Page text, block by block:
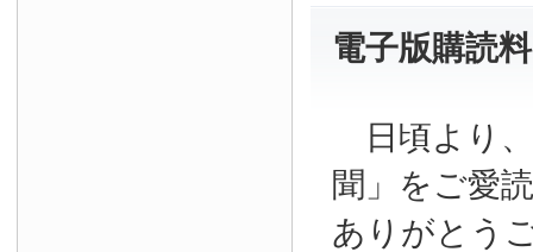
電子版購読
日頃より
聞」をご愛
ありがとう